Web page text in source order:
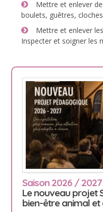
Mettre et enlever
boulets, guêtres, cloches
Mettre et enlever
Inspecter et soigner les
Saison 2026 / 2027
Le nouveau projet
bien-être animal